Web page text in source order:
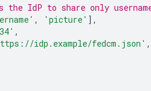
the IdP to share only
, 'picture' ],
,
idp.example/fedcm.json' ,